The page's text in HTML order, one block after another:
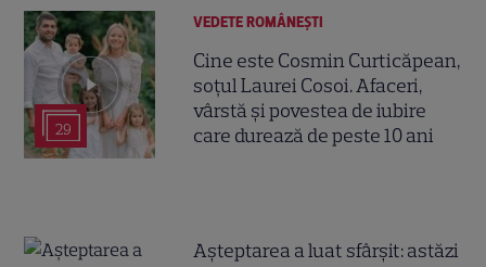
29
VEDETE ROMÂNEŞTI
Cine este Cosmin Curticăpean,
soțul Laurei Cosoi. Afaceri,
vârstă și povestea de iubire
care durează de peste 10 ani
Așteptarea a luat sfârșit: astăzi